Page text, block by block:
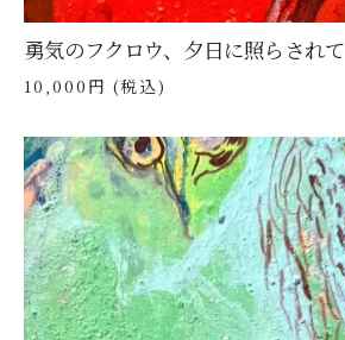
勇気のフクロウ、夕日に照らされて
10,000円 (税込)